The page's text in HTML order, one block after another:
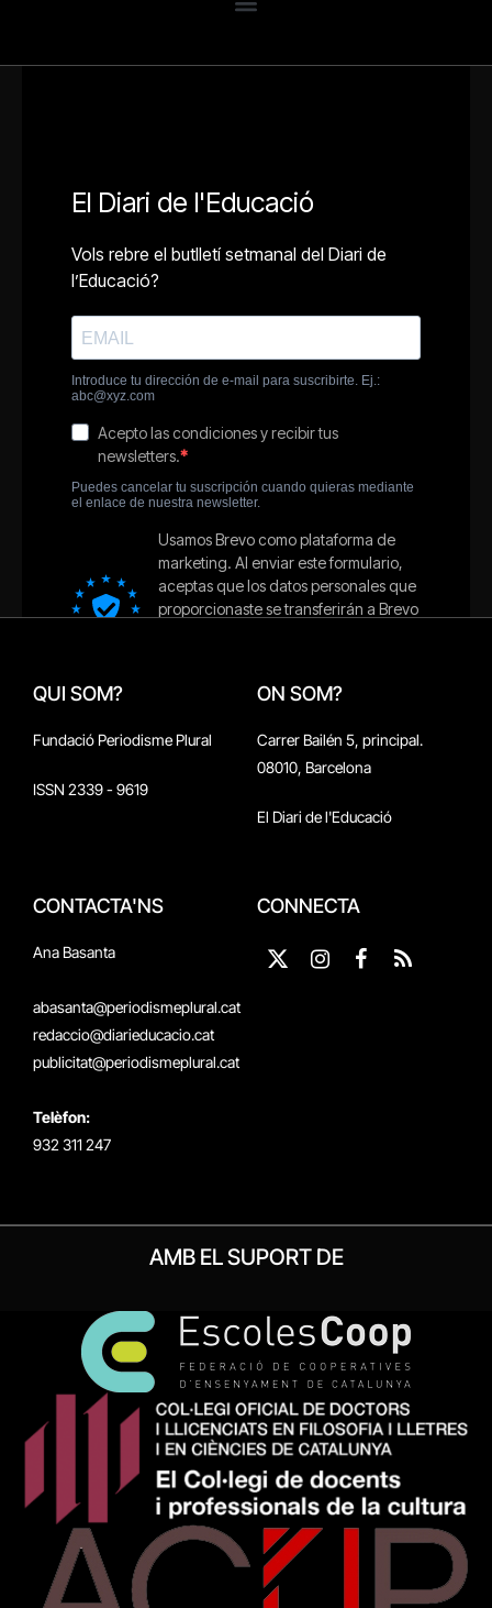
QUI SOM?
Fundació Periodisme Plural
ISSN 2339 - 9619
ON SOM?
Carrer Bailén 5, principal.
08010, Barcelona
El Diari de l'Educació
CONTACTA'NS
Ana Basanta
abasanta@periodismeplural.cat
redaccio@diarieducacio.cat
publicitat@periodismeplural.cat
Telèfon:
932 311 247
CONNECTA
X
Instagram
Facebook
RSS
AMB EL SUPORT DE